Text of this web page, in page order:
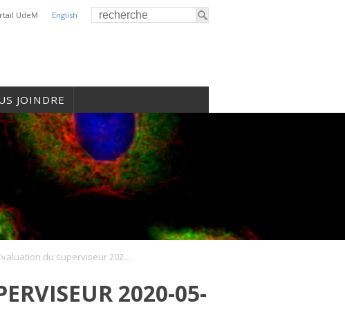
English
UdeM
JOINDRE
Évaluation du superviseur 2020-05-21
2020-05-